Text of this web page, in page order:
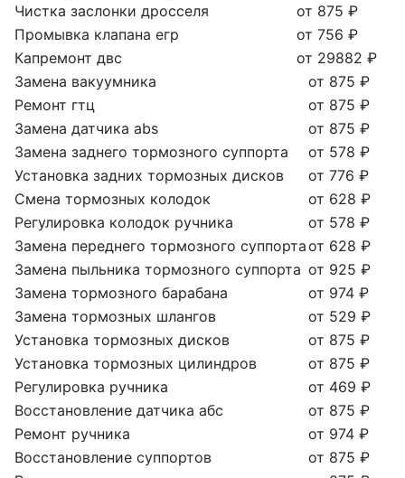
Чистка заслонки дросселя
от 875 ₽
Промывка клапана егр
от 756 ₽
Капремонт двс
от 29882 ₽
Замена вакуумника
от 875 ₽
Ремонт гтц
от 875 ₽
Замена датчика abs
от 875 ₽
Замена заднего тормозного суппорта
от 578 ₽
Установка задних тормозных дисков
от 776 ₽
Смена тормозных колодок
от 628 ₽
Регулировка колодок ручника
от 578 ₽
Замена переднего тормозного суппортаот 628 ₽
Замена пыльника тормозного суппорта от 925 ₽
Замена тормозного барабана
от 974 ₽
Замена тормозных шлангов
от 529 ₽
Установка тормозных дисков
от 875 ₽
Установка тормозных цилиндров
от 875 ₽
Регулировка ручника
от 469 ₽
Восстановление датчика абс
от 875 ₽
Ремонт ручника
от 974 ₽
Восстановление суппортов
от 875 ₽